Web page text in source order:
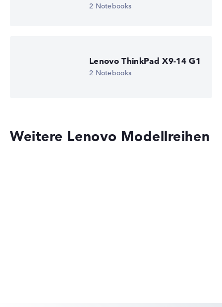
2 Notebooks
Lenovo ThinkPad X9-14 G1
2 Notebooks
Weitere Lenovo Modellreihen